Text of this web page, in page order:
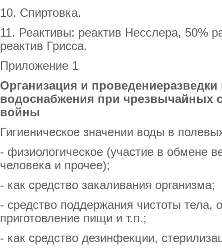
10. Спиртовка.
11. Реактивы: реактив Несслера, 50%
реактив Грисса.
Приложение 1
Организация и проведениеразведки
водоснабжения при чрезвычайных
войны
Гигиеническое значении воды в
- физиологическое (участие в обмене
человека и прочее);
- как средство закаливания организма;
- средство поддержания чистоты тела,
приготовление пищи и т.п.;
- как средство дезинфекции,